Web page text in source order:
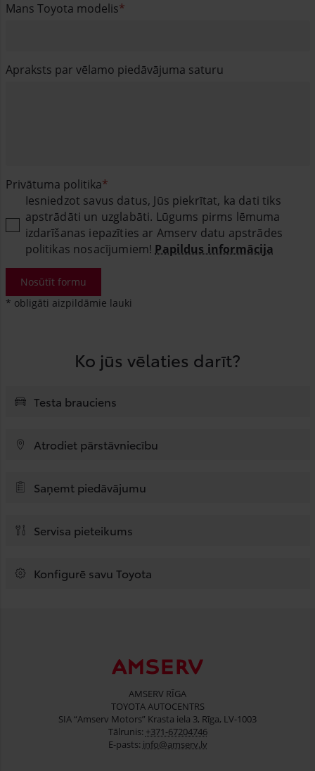
Mans Toyota modelis
Apraksts par vēlamo piedāvājuma saturu
Privātuma politika
Iesniedzot savus datus, Jūs piekrītat, ka dati tiks
apstrādāti un uzglabāti. Lūgums pirms lēmuma
izdarīšanas iepazīties ar Amserv datu apstrādes
politikas nosacījumiem! Papildus informācija
Nosūtīt formu
* obligāti aizpildāmie lauki
Ko jūs vēlaties darīt?
Testa brauciens
Atrodiet pārstāvniecību
Saņemt piedāvājumu
Servisa pieteikums
Konfigurē savu Toyota
AMSERV RĪGA
TOYOTA AUTOCENTRS
SIA “Amserv Motors” Krasta iela 3, Rīga, LV-1003
Tālrunis: +371-67204746
E-pasts: info@amserv.lv